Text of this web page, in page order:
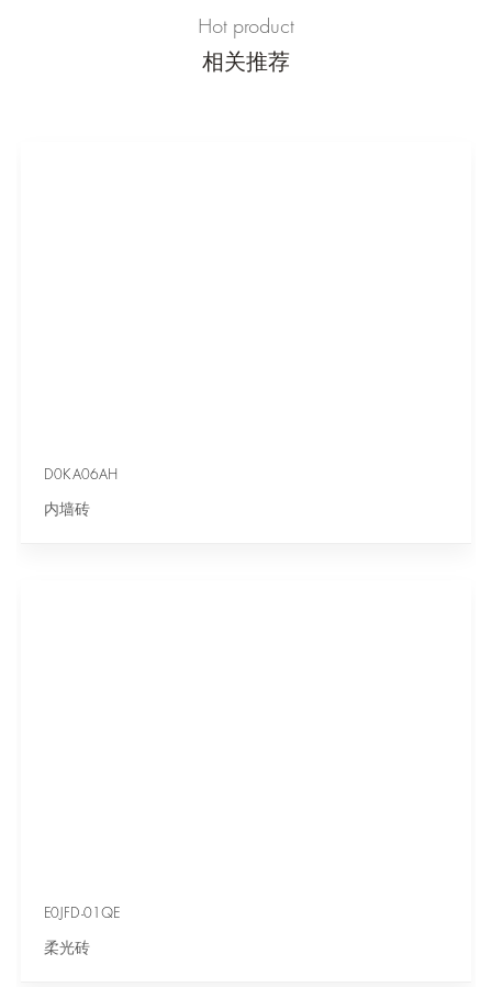
Hot product
相关推荐
D0KA06AH
内墙砖
E0JFD-01QE
柔光砖